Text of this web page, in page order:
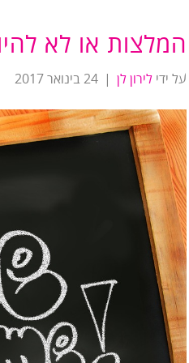
המלצות או לא
על ידי לירון לן | 24 בינואר 2017